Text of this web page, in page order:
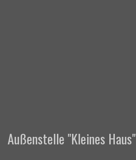
Außenstelle "Kleines Haus"